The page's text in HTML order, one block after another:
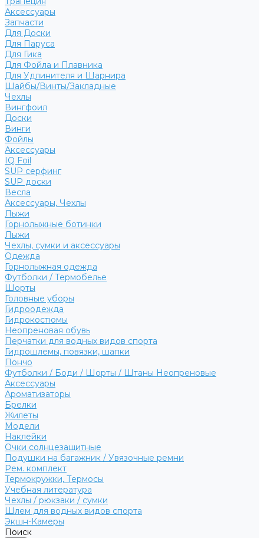
Аксессуары
Запчасти
Для Доски
Для Паруса
Для Гика
Для Фойла и Плавника
Для Удлинителя и Шарнира
Шайбы/Винты/Закладные
Чехлы
Вингфоил
Доски
Винги
Фойлы
Аксессуары
IQ Foil
SUP серфинг
SUP доски
Весла
Аксессуары, Чехлы
Лыжи
Горнолыжные ботинки
Лыжи
Чехлы, сумки и аксессуары
Одежда
Горнолыжная одежда
Футболки / Термобелье
Шорты
Головные уборы
Гидроодежда
Гидрокостюмы
Неопреновая обувь
Перчатки для водных видов спорта
Гидрошлемы, повязки, шапки
Пончо
Футболки / Боди / Шорты / Штаны Неопреновые
Аксессуары
Ароматизаторы
Брелки
Жилеты
Модели
Наклейки
Очки солнцезащитные
Подушки на багажник / Увязочные ремни
Рем. комплект
Термокружки, Термосы
Учебная литература
Чехлы / рюкзаки / сумки
Шлем для водных видов спорта
Экшн-Камеры
Поиск